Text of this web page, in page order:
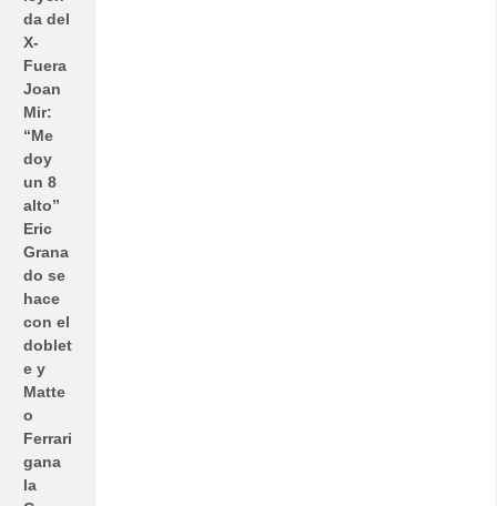
da del
X-
Fuera
Joan
Mir:
“Me
doy
un 8
alto”
Eric
Grana
do se
hace
con el
doblet
e y
Matte
o
Ferrari
gana
la